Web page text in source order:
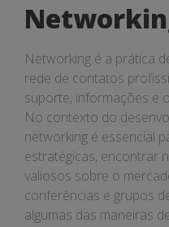
Networking é a prática
rede de contatos
suporte, informações e
No contexto do
networking é essencial
estratégicas, encontrar
valiosos sobre o
conferências e grupos
algumas das maneiras